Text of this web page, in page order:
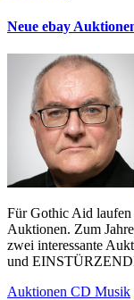
Neue ebay
Für Gothic Aid laufen noch bis kurz vor Weihnachten zwei
Auktionen. Zum
zwei interessante
und
Auktionen CD Musik